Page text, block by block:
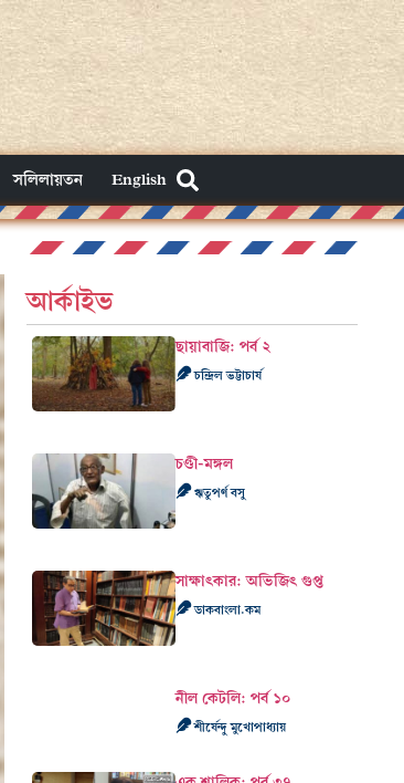
সলিলায়তন English
আর্কাইভ
ছায়াবাজি: পর্ব ২
চন্দ্রিল ভট্টাচার্য
চণ্ডী-মঙ্গল
ঋতুপর্ণ বসু
সাক্ষাৎকার: অভিজিৎ গুপ্ত
ডাকবাংলা.কম
নীল কেটলি: পর্ব ১০
শীর্ষেন্দু মুখোপাধ্যায়